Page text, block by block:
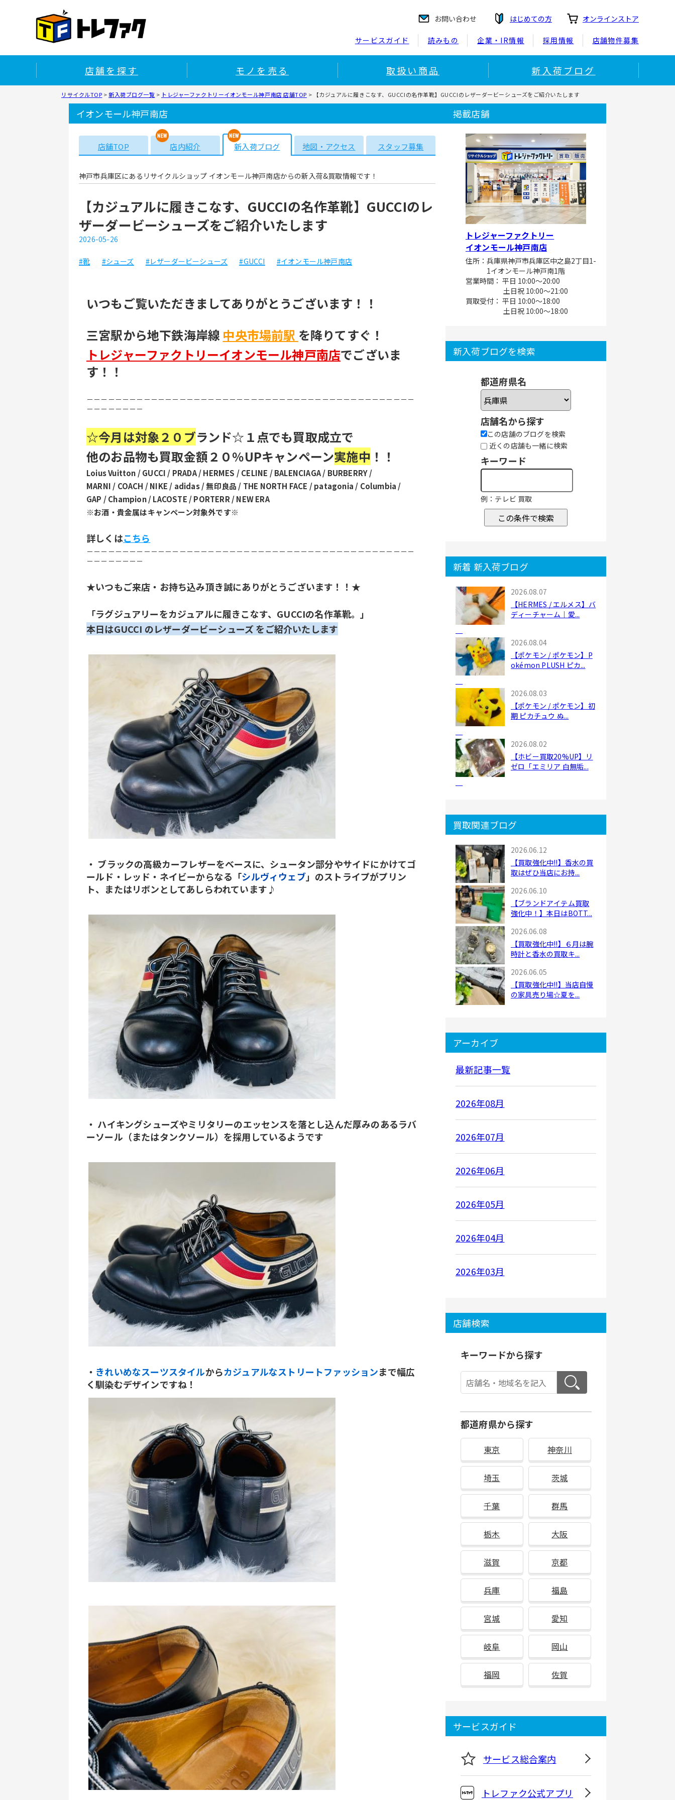
お問い合わせ はじめての方 オンラインストア
サービスガイド 読みもの 企業・IR情報 採用情報 店舗物件募集
店舗を探す モノを売る 取扱い商品 新入荷ブログ
リサイクルTOP >新入荷ブログ一覧 > トレジャーファクトリーイオンモール神戸南店 店舗TOP > 【カジュアルに履きこなす、GUCCIの名作革靴】GUCCIのレザーダービーシューズをご紹介いたします
イオンモール神戸南店
店舗TOP 店内紹介 新入荷ブログ 地図・アクセス スタッフ募集
神戸市兵庫区にあるリサイクルショップ イオンモール神戸南店からの新入荷&買取情報です！
【カジュアルに履きこなす、GUCCIの名作革靴】GUCCIのレ
ザーダービーシューズをご紹介いたします
2026-05-26
#靴 #シューズ #レザーダービーシューズ #GUCCI #イオンモール神戸南店
いつもご覧いただきましてありがとうございます！！
三宮駅から地下鉄海岸線 中央市場前駅 を降りてすぐ！
トレジャーファクトリーイオンモール神戸南店でございま
す！！
－－－－－－－－－－－－－－－－－－－－－－－－－－－－－－－－－－－－－－－－－－－－－－
－－－－－－－－
☆今月は対象２０ブランド☆１点でも買取成立で
他のお品物も買取金額２０％UPキャンペーン実施中 ！！
Loius Vuitton / GUCCI / PRADA / HERMES / CELINE / BALENCIAGA / BURBERRY /
MARNI / COACH / NIKE / adidas / 無印良品 / THE NORTH FACE / patagonia / Columbia /
GAP / Champion / LACOSTE / PORTERR / NEW ERA
※お酒・貴金属はキャンペーン対象外です※
詳しくはこちら
－－－－－－－－－－－－－－－－－－－－－－－－－－－－－－－－－－－－－－－－－－－－－－
－－－－－－－－
★いつもご来店・お持ち込み頂き誠にありがとうございます！！★
「ラグジュアリーをカジュアルに履きこなす、GUCCIの名作革靴。」
本日はGUCCI のレザーダービーシューズ をご紹介いたします
・ ブラックの高級カーフレザーをベースに、シュータン部分やサイドにかけてゴ
ールド・レッド・ネイビーからなる「シルヴィウェブ」のストライプがプリン
ト、またはリボンとしてあしらわれています♪
・ ハイキングシューズやミリタリーのエッセンスを落とし込んだ厚みのあるラバ
ーソール（またはタンクソール）を採用しているようです
・ きれいめなスーツスタイルからカジュアルなストリートファッションまで幅広
く馴染むデザインですね！
掲載店舗
トレジャーファクトリー
イオンモール神戸南店
住所：兵庫県神戸市兵庫区中之島2丁目1-
1イオンモール神戸南1階
営業時間： 平日 10:00～20:00
土日祝 10:00～21:00
買取受付： 平日 10:00～18:00
土日祝 10:00～18:00
新入荷ブログを検索
都道府県名
店舗名から探す
この店舗のブログを検索
近くの店舗も一緒に検索
キーワード
例：テレビ 買取
この条件で検索
新着 新入荷ブログ
2026.08.07
【HERMES / エルメス】バ
ディーチャーム｜愛...
2026.08.04
【ポケモン / ポケモン】P
okémon PLUSH ピカ...
2026.08.03
【ポケモン / ポケモン】初
期 ピカチュウ ぬ...
2026.08.02
【ホビー買取20%UP】リ
ゼロ「エミリア 白無垢...
買取関連ブログ
2026.06.12
【買取強化中!!】香水の買
取はぜひ当店にお持...
2026.06.10
【ブランドアイテム買取
強化中！】本日はBOTT...
2026.06.08
【買取強化中!!】６月は腕
時計と香水の買取キ...
2026.06.05
【買取強化中!!】当店自慢
の家具売り場☆夏を...
アーカイブ
最新記事一覧
2026年08月
2026年07月
2026年06月
2026年05月
2026年04月
2026年03月
店舗検索
キーワードから探す
都道府県から探す
東京 神奈川
埼玉 茨城
千葉 群馬
栃木 大阪
滋賀 京都
兵庫 福島
宮城 愛知
岐阜 岡山
福岡 佐賀
サービスガイド
サービス総合案内
トレファク公式アプリ